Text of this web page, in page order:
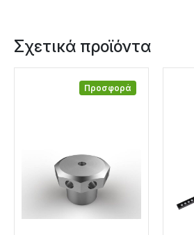
Σχετικά προϊόντα
Προσφορά